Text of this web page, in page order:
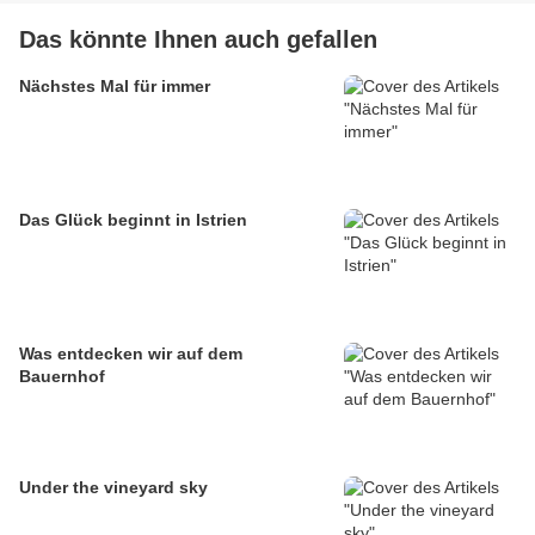
Das könnte Ihnen auch gefallen
Nächstes Mal für immer
Das Glück beginnt in Istrien
Was entdecken wir auf dem
Bauernhof
Under the vineyard sky